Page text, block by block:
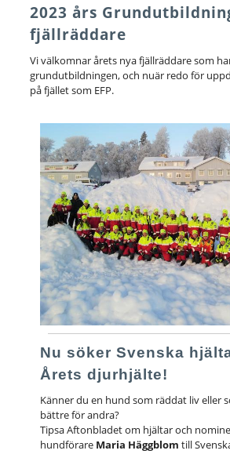
2023 års
fjällräddare
Vi välkomnar årets nya fjällräddare som
grundutbildningen, och nuär redo för
på fjället som EFP.
Nu söker Svenska
Årets djurhjälte!
Känner du en hund som räddat liv eller
bättre för andra?
Tipsa Aftonbladet om hjältar och
hundförare Maria Häggblomtill